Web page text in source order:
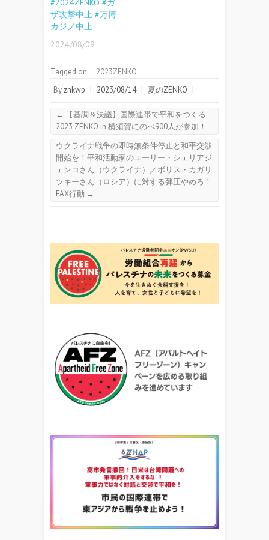
#2024ZENKO #ガ
ザ攻撃中止 #万博
カジノ中止
2024/08/09
Tagged on:
2023ZENKO
By znkwp | 2023/08/14 | 夏のZENKO |
←
【基調＆決議】国際連帯で平和をつくる
2023 ZENKO in 横須賀にのべ900人が参加！
ウクライナ戦争の即時無条件停止と和平交渉
開始を！平和活動家のユーリー・シェリアジ
ェンコさん（ウクライナ）／ボリス・カガリ
ツキーさん（ロシア）に対する弾圧やめろ！
FAX行動 →